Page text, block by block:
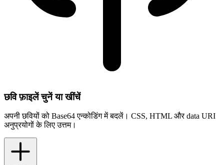
छवि फ़ाइलें चुनें या खींचें
अपनी छवियों को Base64 एन्कोडिंग में बदलें। CSS, HTML और data URI
अनुप्रयोगों के लिए उत्तम।